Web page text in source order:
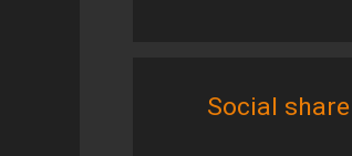
Social share